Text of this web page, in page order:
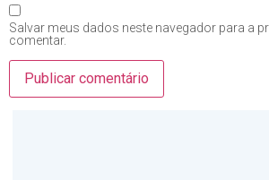
Salvar meus dados neste navegador para a
comentar.